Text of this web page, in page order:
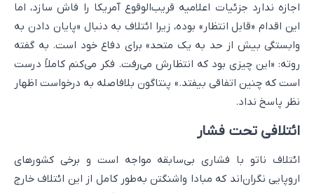
اجازه ندارد جزئیات اعلامیه قریب‌الوقوع آمریکا را فاش سازد، اما
این اقدام «قابل انتظار» بوده، زیرا ائتلاف به دنبال «پایان دادن به
وابستگی بیش از حد به یک متحد» برای دفاع خود است. به گفته
روته: «این چیزی بود که انتظارش می‌رفت. فکر می‌کنم کاملاً درست
است که چنین اتفاقی بیفتد.» پنتاگون بلافاصله به درخواست اظهار
نظر پاسخ نداد.
ائتلافی تحت فشار
ائتلاف ناتو با فشاری بی‌سابقه مواجه است و برخی کشورهای
اروپایی نگران‌اند که مبادا واشنگتن به‌طور کامل از این ائتلاف خارج